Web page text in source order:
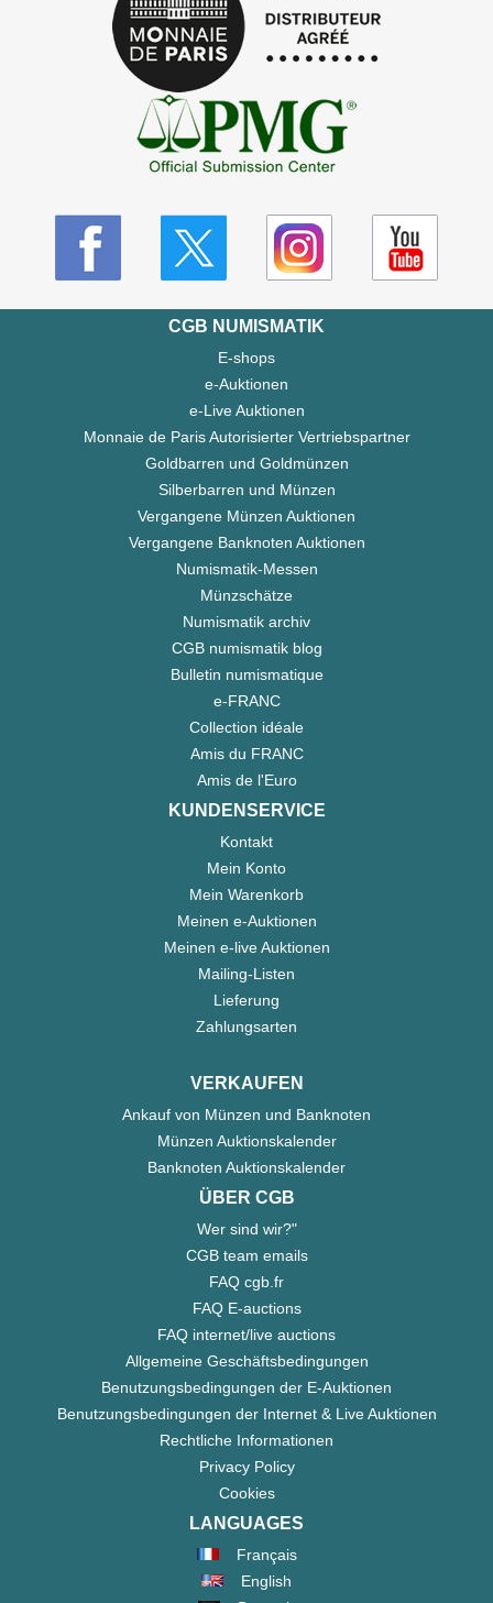
CGB NUMISMATIK
E-shops
e-Auktionen
e-Live Auktionen
Monnaie de Paris Autorisierter Vertriebspartner
Goldbarren und Goldmünzen
Silberbarren und Münzen
Vergangene Münzen Auktionen
Vergangene Banknoten Auktionen
Numismatik-Messen
Münzschätze
Numismatik archiv
CGB numismatik blog
Bulletin numismatique
e-FRANC
Collection idéale
Amis du FRANC
Amis de l'Euro
KUNDENSERVICE
Kontakt
Mein Konto
Mein Warenkorb
Meinen e-Auktionen
Meinen e-live Auktionen
Mailing-Listen
Lieferung
Zahlungsarten
VERKAUFEN
Ankauf von Münzen und Banknoten
Münzen Auktionskalender
Banknoten Auktionskalender
ÜBER CGB
Wer sind wir?"
CGB team emails
FAQ cgb.fr
FAQ E-auctions
FAQ internet/live auctions
Allgemeine Geschäftsbedingungen
Benutzungsbedingungen der E-Auktionen
Benutzungsbedingungen der Internet & Live Auktionen
Rechtliche Informationen
Privacy Policy
Cookies
LANGUAGES
Français
English